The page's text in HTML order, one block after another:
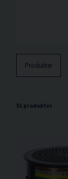
Produkter
51 produkter